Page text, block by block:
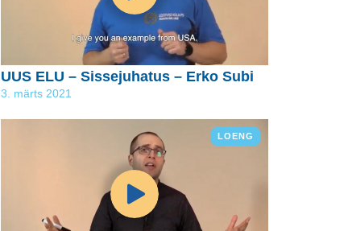
UUS ELU – Sissejuhatus – Erko Subi
3. märts 2021
LOENG